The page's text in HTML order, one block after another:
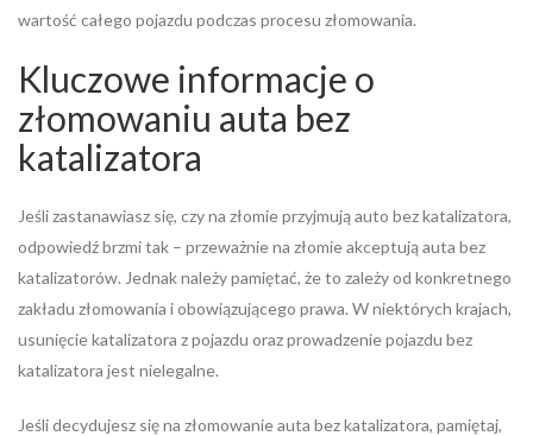
wartość całego pojazdu podczas procesu złomowania.
Kluczowe informacje o
złomowaniu auta bez
katalizatora
Jeśli zastanawiasz się, czy na złomie przyjmują auto bez katalizatora,
odpowiedź brzmi tak – przeważnie na złomie akceptują auta bez
katalizatorów. Jednak należy pamiętać, że to zależy od konkretnego
zakładu złomowania i obowiązującego prawa. W niektórych krajach,
usunięcie katalizatora z pojazdu oraz prowadzenie pojazdu bez
katalizatora jest nielegalne.
Jeśli decydujesz się na złomowanie auta bez katalizatora, pamiętaj,